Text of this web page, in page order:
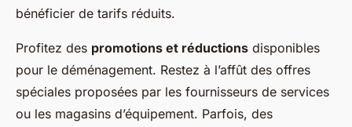
bénéficier de tarifs réduits.
Profitez des promotions et réductions disponibles
pour le déménagement. Restez à l’affût des offres
spéciales proposées par les fournisseurs de services
ou les magasins d’équipement. Parfois, des